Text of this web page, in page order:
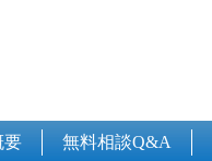
要 無料相談Q&A